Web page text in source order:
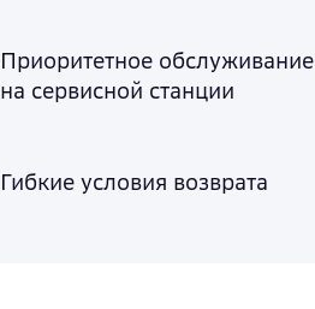
Приоритетное обслуживание
на сервисной станции
Гибкие условия возврата